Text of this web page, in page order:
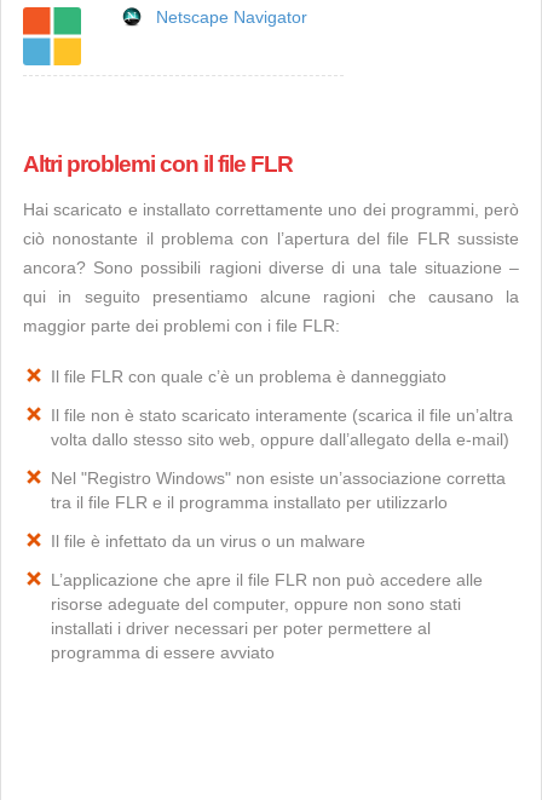
Netscape Navigator
Altri problemi con il file FLR
Hai scaricato e installato correttamente uno dei programmi, però
ciò nonostante il problema con l’apertura del file FLR sussiste
ancora? Sono possibili ragioni diverse di una tale situazione –
qui in seguito presentiamo alcune ragioni che causano la
maggior parte dei problemi con i file FLR:
Il file FLR con quale c’è un problema è danneggiato
Il file non è stato scaricato interamente (scarica il file un’altra
volta dallo stesso sito web, oppure dall’allegato della e-mail)
Nel "Registro Windows" non esiste un’associazione corretta
tra il file FLR e il programma installato per utilizzarlo
Il file è infettato da un virus o un malware
L’applicazione che apre il file FLR non può accedere alle
risorse adeguate del computer, oppure non sono stati
installati i driver necessari per poter permettere al
programma di essere avviato